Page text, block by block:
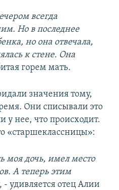
всегда
Но в последнее
но она отвечала,
к стене. Она
горем мать.
значения тому,
Они списывали это
у нее, что происходит.
«старшеклассницы»:
моя дочь, имел место
А теперь этим
- удивляется отец Алии